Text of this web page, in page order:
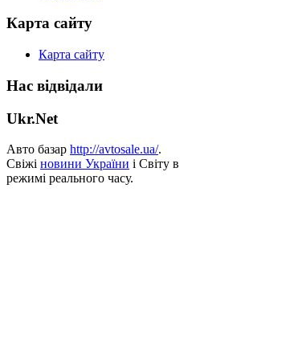
Карта сайту
Карта сайту
Нас відвідали
Ukr.Net
Авто базар http://avtosale.ua/.
Свіжі новини України і Світу в
режимі реального часу.